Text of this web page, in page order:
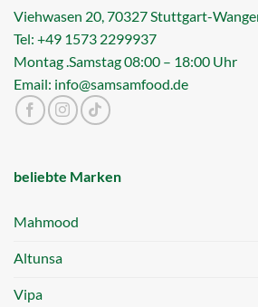
Viehwasen 20, 70327 Stuttgart-
Tel: +49 1573 2299937
Montag .Samstag 08:00 – 18:00 Uhr
Email: info@samsamfood.de
beliebte Marken
Mahmood
Altunsa
Vipa